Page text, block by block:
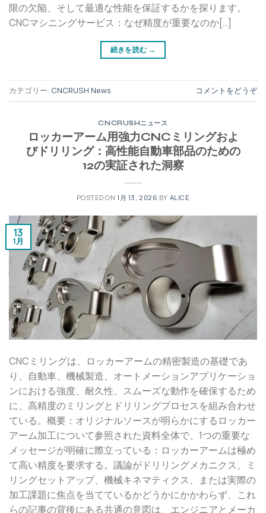
限の欠陥、そして最適な性能を保証するかを探ります。
CNCマシニングサービス：なぜ精度が重要なのか[…]
続きを読む →
カテゴリー: CNCRUSH News コメントをどうぞ
CNCRUSHニュース
ロッカーアーム用強力CNCミリングおよ
びドリリング：高性能自動車部品のための
12の実証された洞察
POSTED ON1月 13, 2026 BY ALICE
13
1月
CNCミリングは、ロッカーアームの精密製造の基礎であ
り、自動車、機械製造、オートメーションアプリケーショ
ンにおける強度、耐久性、スムーズな動作を確保するため
に、高精度のミリングとドリリングプロセスを組み合わせ
ている。概要：オリジナルソースが明らかにするロッカー
アーム加工について参照された資料全体で、1つの重要な
メッセージが明確に際立っている：ロッカーアームは極め
て高い精度を要求する。議論がドリリングメカニクス、ミ
リングセットアップ、機械キネマティクス、または実際の
加工課題に焦点を当てているかどうかにかかわらず、これ
らの記事の背後にある共通の意図は、エンジニアとメーカ